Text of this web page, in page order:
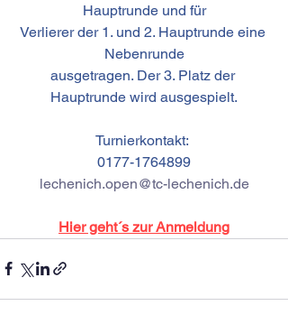
Hauptrunde und für
Verlierer der 1. und 2. Hauptrunde eine
Nebenrunde
ausgetragen. Der 3. Platz der
Hauptrunde wird ausgespielt.
Turnierkontakt:
0177-1764899
lechenich.open@tc-lechenich.de
Hier geht´s zur Anmeldung